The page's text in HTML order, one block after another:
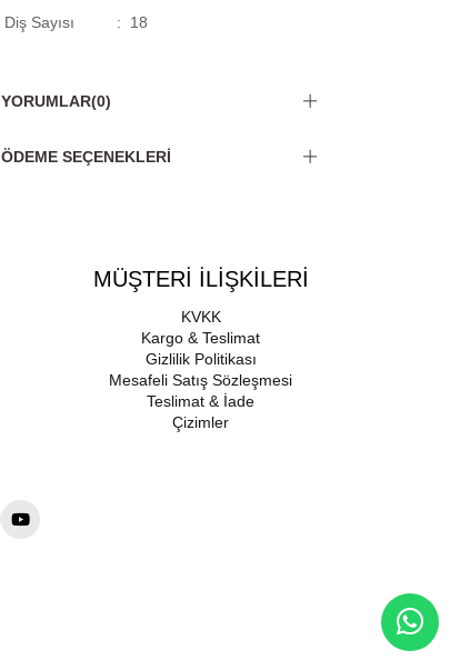
Diş Sayısı
: 18
YORUMLAR(0)
ÖDEME SEÇENEKLERI
MÜŞTERİ İLİŞKİLERİ
KVKK
Kargo & Teslimat
Gizlilik Politikası
Mesafeli Satış Sözleşmesi
Teslimat & İade
Çizimler